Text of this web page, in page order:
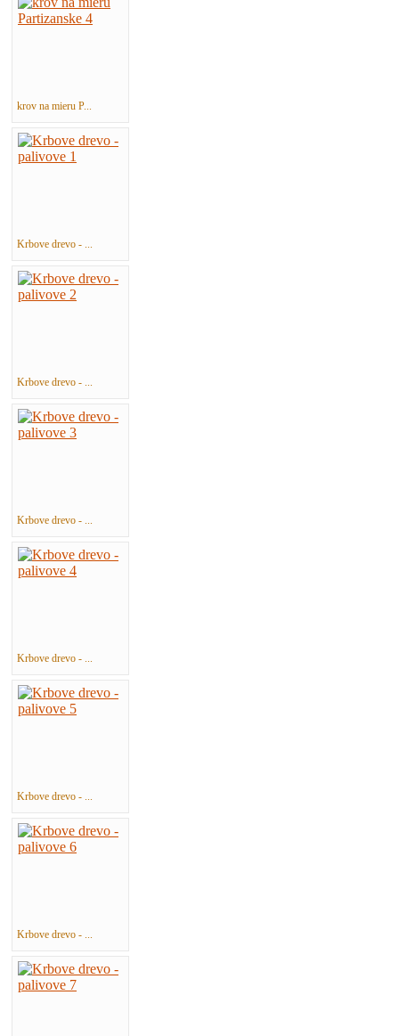
krov na mieru P...
Krbove drevo - ...
Krbove drevo - ...
Krbove drevo - ...
Krbove drevo - ...
Krbove drevo - ...
Krbove drevo - ...